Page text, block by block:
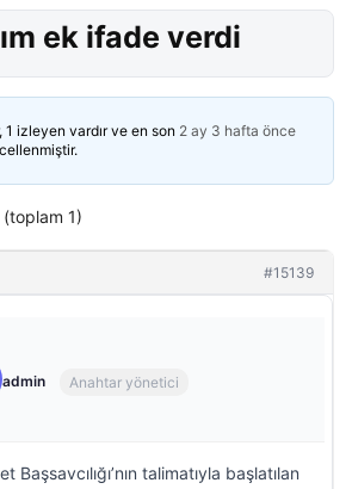
ek ifade verdi
1 izleyen vardır ve en son 2 ay 3 hafta önce
1)
#15139
admin Anahtar yönetici
talimatıyla başlatılan